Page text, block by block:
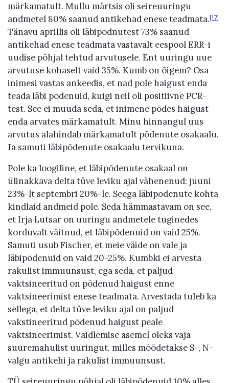
märkamatult. Mullu märtsis oli seireuuringu
andmetel 80% saanud antikehad enese teadmata.[17]
Tänavu aprillis oli läbipõdnutest 73% saanud
antikehad enese teadmata vastavalt eespool ERR-i
uudise põhjal tehtud arvutusele. Ent uuringu uue
arvutuse kohaselt vaid 35%. Kumb on õigem? Osa
inimesi vastas ankeedis, et nad pole haigust enda
teada läbi põdenuid, kuigi neil oli positiivne PCR-
test. See ei muuda seda, et inimene põdes haigust
enda arvates märkamatult. Minu hinnangul uus
arvutus alahindab märkamatult põdenute osakaalu.
Ja samuti läbipõdenute osakaalu tervikuna.
Pole ka loogiline, et läbipõdenute osakaal on
ülinakkava delta tüve leviku ajal vähenenud: juuni
23%-lt septembri 20%-le. Seega läbipõdenute kohta
kindlaid andmeid pole. Seda hämmastavam on see,
et Irja Lutsar on uuringu andmetele tuginedes
korduvalt väitnud, et läbipõdenuid on vaid 25%.
Samuti usub Fischer, et meie väide on vale ja
läbipõdenuid on vaid 20-25%. Kumbki ei arvesta
rakulist immuunsust, ega seda, et paljud
vaktsineeritud on põdenud haigust enne
vaktsineerimist enese teadmata. Arvestada tuleb ka
sellega, et delta tüve leviku ajal on paljud
vakstineeritud põdenud haigust peale
vaktsineerimist. Vaidlemise asemel oleks vaja
suuremahulist uuringut, milles mõõdetakse S-, N-
valgu antikehi ja rakulist immuunsust.